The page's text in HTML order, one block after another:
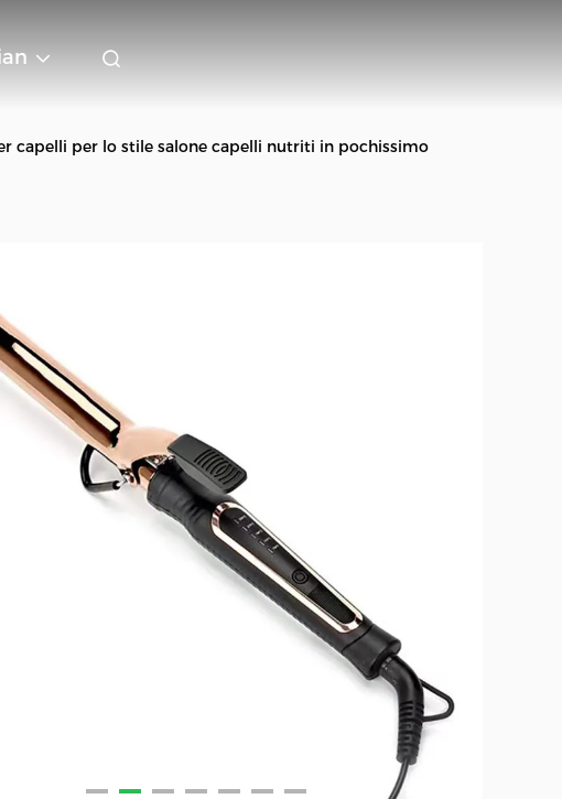
capelli per lo stile salone capelli nutriti in pochissimo